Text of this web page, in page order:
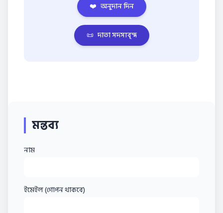
❤️ অনুদান দিন
📜 দাতা সদস্যবৃন্দ
মন্তব্য
নাম
ইমেইল (গোপন থাকবে)